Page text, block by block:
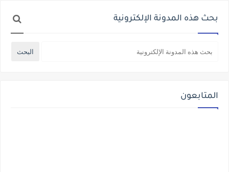
بحث هذه المدونة الإلكترونية
المتابعون